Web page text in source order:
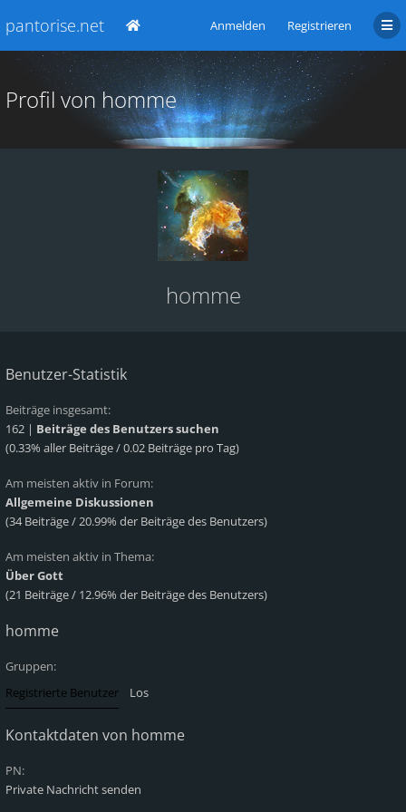
pantorise.net Anmelden Registrieren
Profil von homme
homme
Benutzer-Statistik
Beiträge insgesamt:
162 | Beiträge des Benutzers suchen
(0.33% aller Beiträge / 0.02 Beiträge pro Tag)
Am meisten aktiv in Forum:
Allgemeine Diskussionen
(34 Beiträge / 20.99% der Beiträge des Benutzers)
Am meisten aktiv in Thema:
Über Gott
(21 Beiträge / 12.96% der Beiträge des Benutzers)
homme
Gruppen:
Kontaktdaten von homme
PN:
Private Nachricht senden